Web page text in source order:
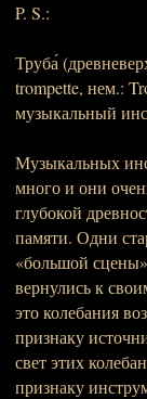
P. S.:
Труба́
trompette, нем.:
музыкальный
Музыкальных
много и они
глубокой
памяти. Одни
«большой
вернулись к
это колебания
признаку
свет этих
признаку